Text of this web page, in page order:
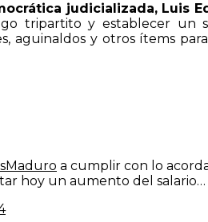
judicializada, Luis
tripartito y establecer
aguinaldos y otros ítems
a cumplir con lo
hoy un aumento del salario…